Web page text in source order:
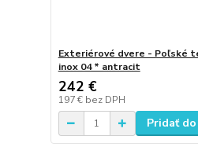
Exteriérové dvere - Poľské
inox 04 * antracit
242 €
197 € bez DPH
Pridať